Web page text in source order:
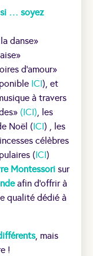
si … soyez
danse»
d’amour»
ICI), et
à travers
(ICI) , les
Noël (ICI) , les
célèbres
(ICI)
Montessori sur
afin d’offrir à
qualité dédié à
, mais
!